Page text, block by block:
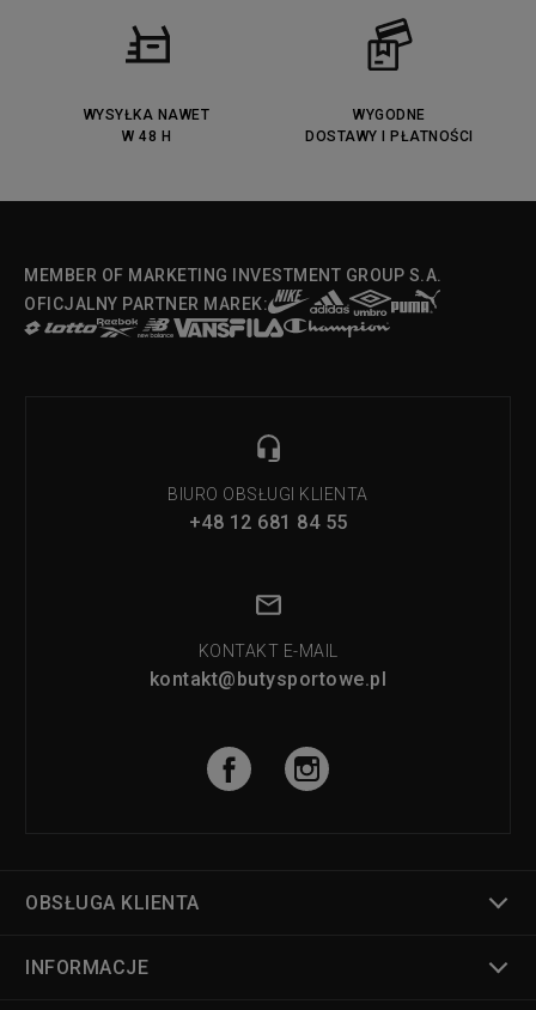
WYSYŁKA NAWET
W 48 H
WYGODNE
DOSTAWY I PŁATNOŚCI
MEMBER OF MARKETING INVESTMENT GROUP S.A.
OFICJALNY PARTNER MAREK:
BIURO OBSŁUGI KLIENTA
+48 12 681 84 55
KONTAKT E-MAIL
kontakt@butysportowe.pl
OBSŁUGA KLIENTA
INFORMACJE